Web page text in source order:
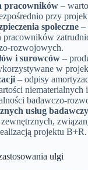
pracowników –
przy
społeczne –
pracowników
rozwojowych.
i surowców –
w
– odpisy
niematerialnych
badawczo-
usług
zewnętrznych,
projektu B+R.
ulgi